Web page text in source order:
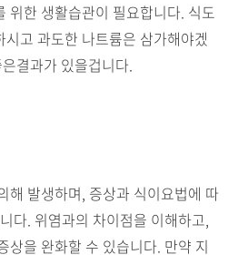
위한 생활습관이 필요합니다. 식도
고 과도한 나트륨은 삼가해야겠
결과가 있을겁니다.
해 발생하며, 증상과 식이요법에 따
다. 위염과의 차이점을 이해하고,
상을 완화할 수 있습니다. 만약 지